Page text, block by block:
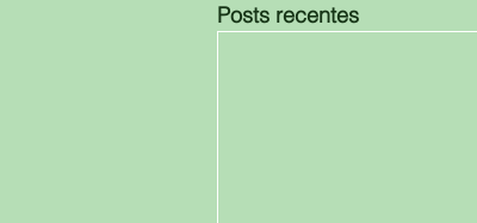
Posts recentes